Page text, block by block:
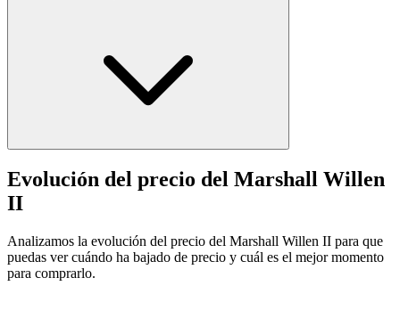
Evolución del precio del Marshall Willen
II
Analizamos la evolución del precio del Marshall Willen II para que
puedas ver cuándo ha bajado de precio y cuál es el mejor momento
para comprarlo.